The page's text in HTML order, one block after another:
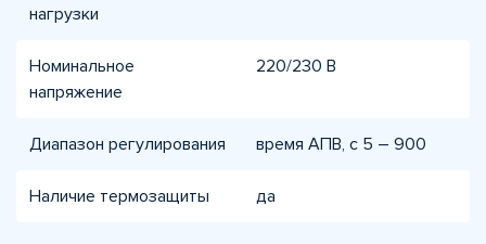
нагрузки
Номинальное
напряжение
220/230 В
Диапазон регулирования время АПВ, с 5 – 900
Наличие термозащиты да